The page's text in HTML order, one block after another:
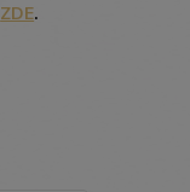
ZDE.